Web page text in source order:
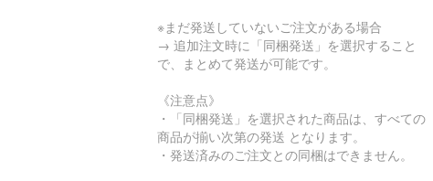
※まだ発送していないご注文がある場合
→ 追加注文時に「同梱発送」を選択すること
で、まとめて発送が可能です。
《注意点》
・「同梱発送」を選択された商品は、すべての
商品が揃い次第の発送 となります。
・発送済みのご注文との同梱はできません。